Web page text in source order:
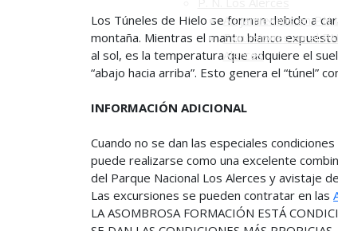
Alojamientos en PN
Excursiones en el
Alerces
Los Túneles de Hielo se forman debido a
montaña. Mientras el manto blanco
al sol, es la temperatura que adquiere el
“abajo hacia arriba”. Esto genera el “túnel”
INFORMACIÓN ADICIONAL
Cuando no se dan las especiales
puede realizarse como una excelente
del Parque Nacional Los Alerces y avistaje
Las excursiones se pueden contratar en las
LA ASOMBROSA FORMACIÓN ESTÁ